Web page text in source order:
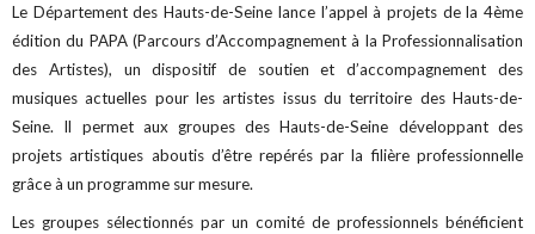
Le Département des Hauts-de-Seine lance l’appel à projets de la 4ème
édition du PAPA (Parcours d’Accompagnement à la Professionnalisation
des Artistes), un dispositif de soutien et d’accompagnement des
musiques actuelles pour les artistes issus du territoire des Hauts-de-
Seine. Il permet aux groupes des Hauts-de-Seine développant des
projets artistiques aboutis d’être repérés par la filière professionnelle
grâce à un programme sur mesure.
Les groupes sélectionnés par un comité de professionnels bénéficient